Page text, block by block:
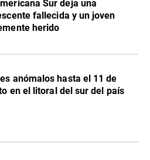
Sur deja una
fallecida y un joven
herido
anómalos hasta el 11 de
en el litoral del sur del país